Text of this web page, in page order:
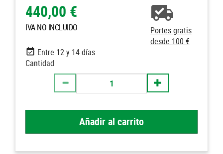
440,00 €
IVA NO INCLUIDO
Portes gratis
desde 100 €
Entre 12 y 14 días
Cantidad
Añadir al carrito